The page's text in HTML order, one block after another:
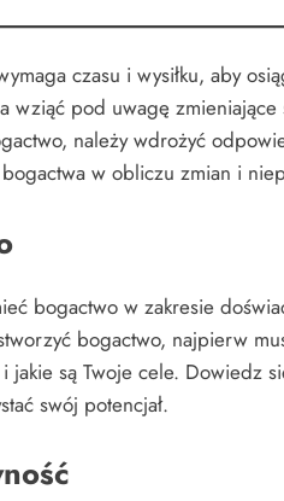
czasu i wysiłku, aby
wziąć pod uwagę
należy wdrożyć
w obliczu zmian i
bogactwo w zakresie
bogactwo, najpierw
są Twoje cele. Dowiedz
swój potencjał.